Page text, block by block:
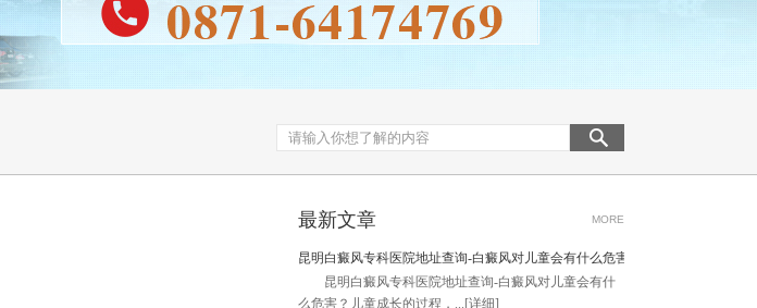
最新文章 MORE
昆明白癜风专科医院地址查询-白癜风对儿童会有什么危害
昆明白癜风专科医院地址查询-白癜风对儿童会有什
么危害？儿童成长的过程，... [详细]